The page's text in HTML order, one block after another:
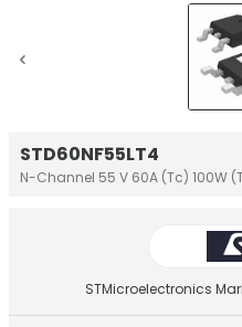
STD60NF55LT4
N-Channel 55 V 60A (Tc) 100W
STMicroelectronics